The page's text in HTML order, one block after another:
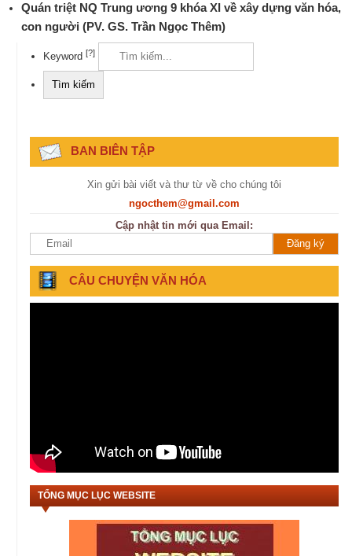
Quán triệt NQ Trung ương 9 khóa XI về xây dựng văn hóa,
con người (PV. GS. Trần Ngọc Thêm)
Keyword [?]
BAN BIÊN TẬP
Xin gửi bài viết và thư từ về cho chúng tôi
ngocthem@gmail.com
Cập nhật tin mới qua Email:
CÂU CHUYỆN VĂN HÓA
TỔNG MỤC LỤC WEBSITE